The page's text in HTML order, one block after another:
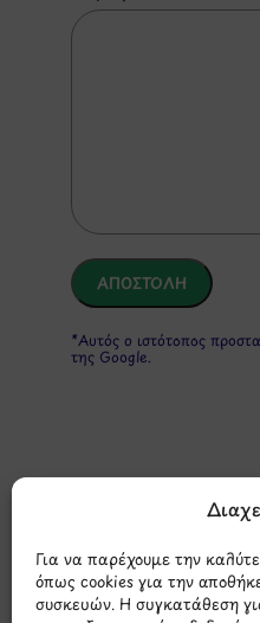
Για να παρέχουμε την
όπως cookies για την
συσκευών. Η συγκατάθεση
*Αυτός ο ιστότοπος
της Google.